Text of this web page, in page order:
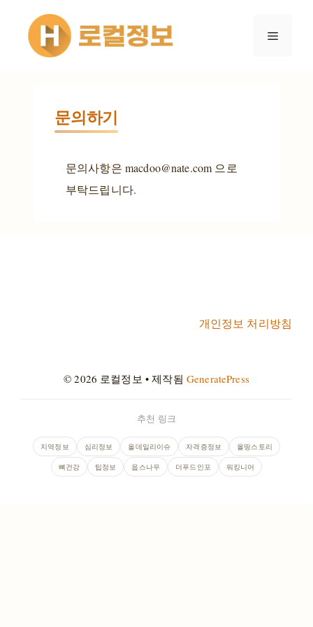
건너뛰기
메뉴
문의하기
문의사항은 macdoo@nate.com 으로
부탁드립니다.
개인정보 처리방침
© 2026 로컬정보 • 제작됨 GeneratePress
추천 링크
지역정보 심리정보 올데일리이슈 자격증정보 올띵스토리
뼈건강 팁정보 웁스나우 더푸드인포 워킹니어